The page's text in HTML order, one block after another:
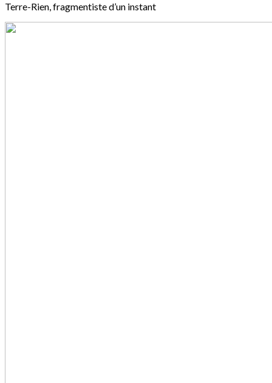
Terre-Rien, fragmentiste d’un instant